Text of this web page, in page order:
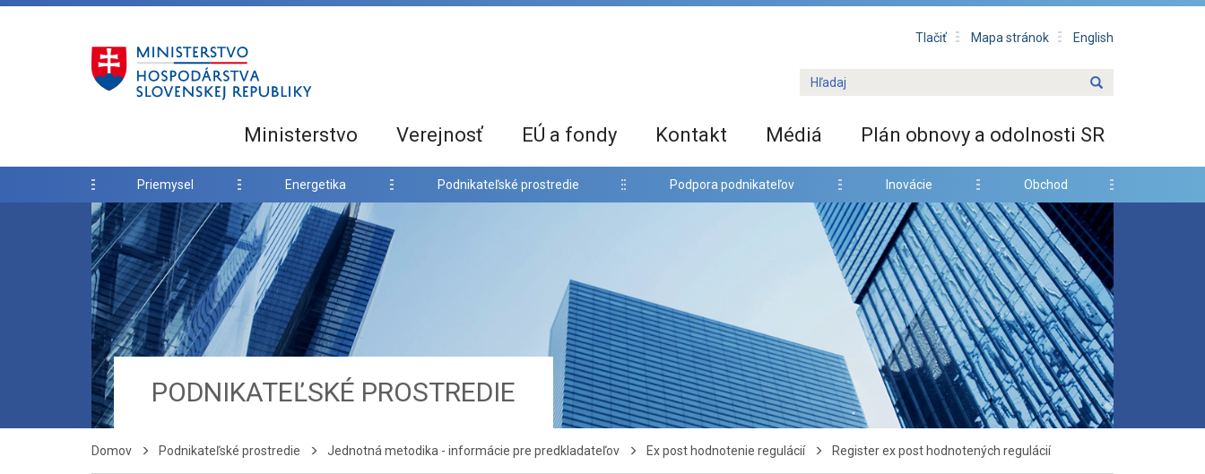
Tlačiť Mapa stránok English
Ministerstvo Verejnosť EÚ a fondy Kontakt Médiá Plán obnovy a odolnosti SR
Priemysel Energetika Podnikateľské prostredie Podpora podnikateľov Inovácie Obchod
PODNIKATEĽSKÉ PROSTREDIE
Domov Podnikateľské prostredie Jednotná metodika - informácie pre predkladateľov Ex post hodnotenie regulácií Register ex post hodnotených regulácií